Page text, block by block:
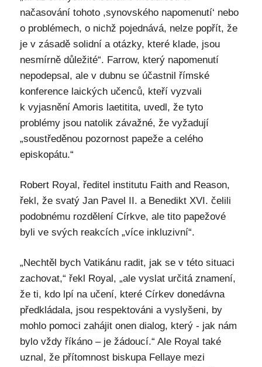
načasování tohoto ,synovského napomenutí‘ nebo
o problémech, o nichž pojednává, nelze popřít, že
je v zásadě solidní a otázky, které klade, jsou
nesmírně důležité“. Farrow, který napomenutí
nepodepsal, ale v dubnu se účastnil římské
konference laických učenců, kteří vyzvali
k vyjasnění Amoris laetitita, uvedl, že tyto
problémy jsou natolik závažné, že vyžadují
„soustředěnou pozornost papeže a celého
episkopátu.“
Robert Royal, ředitel institutu Faith and Reason,
řekl, že svatý Jan Pavel II. a Benedikt XVI. čelili
podobnému rozdělení Církve, ale tito papežové
byli ve svých reakcích „více inkluzivní“.
„Nechtěl bych Vatikánu radit, jak se v této situaci
zachovat,“ řekl Royal, „ale vyslat určitá znamení,
že ti, kdo lpí na učení, které Církev donedávna
předkládala, jsou respektováni a vyslyšeni, by
mohlo pomoci zahájit onen dialog, který - jak nám
bylo vždy říkáno – je žádoucí.“ Ale Royal také
uznal, že přítomnost biskupa Fellaye mezi